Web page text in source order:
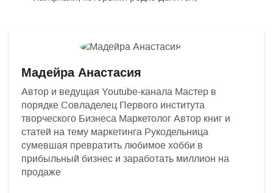
Мадейра Анастасия
Автор и ведущая Youtube-канала Мастер в
порядке Совладелец Первого института
творческого Бизнеса Маркетолог Автор книг и
статей на тему маркетинга Рукодельница
сумевшая превратить любимое хобби в
прибыльный бизнес и заработать миллион на
продаже